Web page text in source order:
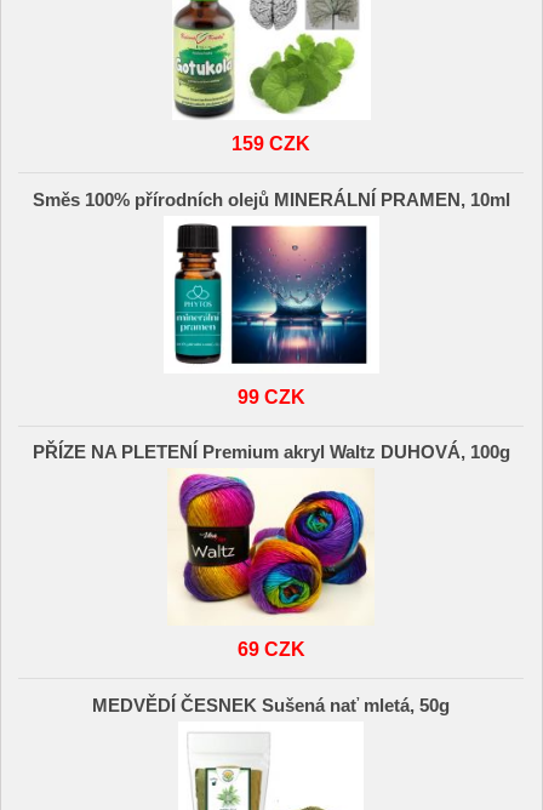
159 CZK
Směs 100% přírodních olejů MINERÁLNÍ PRAMEN, 10ml
99 CZK
PŘÍZE NA PLETENÍ Premium akryl Waltz DUHOVÁ, 100g
69 CZK
MEDVĚDÍ ČESNEK Sušená nať mletá, 50g